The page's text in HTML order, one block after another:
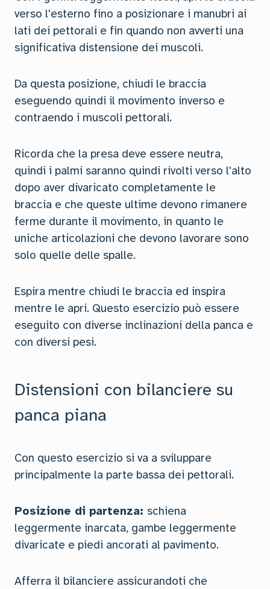
verso l'esterno fino a posizionare i manubri ai
lati dei pettorali e fin quando non avverti una
significativa distensione dei muscoli.
Da questa posizione, chiudi le braccia
eseguendo quindi il movimento inverso e
contraendo i muscoli pettorali.
Ricorda che la presa deve essere neutra,
quindi i palmi saranno quindi rivolti verso l'alto
dopo aver divaricato completamente le
braccia e che queste ultime devono rimanere
ferme durante il movimento, in quanto le
uniche articolazioni che devono lavorare sono
solo quelle delle spalle.
Espira mentre chiudi le braccia ed inspira
mentre le apri. Questo esercizio può essere
eseguito con diverse inclinazioni della panca e
con diversi pesi.
Distensioni con bilanciere su
panca piana
Con questo esercizio si va a sviluppare
principalmente la parte bassa dei pettorali.
Posizione di partenza: schiena
leggermente inarcata, gambe leggermente
divaricate e piedi ancorati al pavimento.
Afferra il bilanciere assicurandoti che